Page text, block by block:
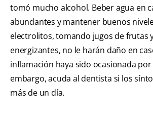
tomó mucho alcohol. Beber agua en
abundantes y mantener buenos
electrolitos, tomando jugos de frutas
energizantes, no le harán daño en
inflamación haya sido ocasionada
embargo, acuda al dentista si los
más de un día.